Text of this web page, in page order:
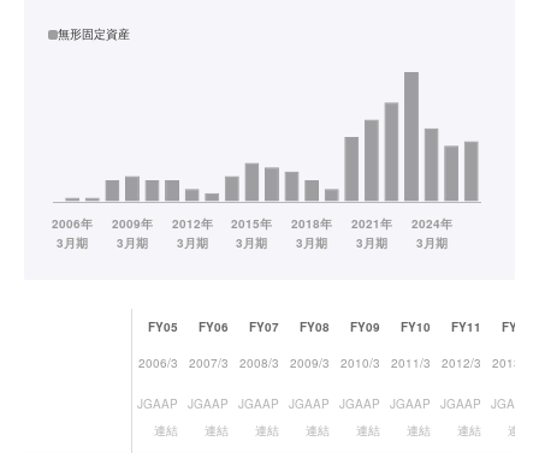
無形固定資産
FY05 FY06 FY07 FY08 FY09 FY10 FY11 FY12
2006/3 2007/3 2008/3 2009/3 2010/3 2011/3 2012/3 2013/3
JGAAP
連結
JGAAP
連結
JGAAP
連結
JGAAP
連結
JGAAP
連結
JGAAP
連結
JGAAP
連結
JGAAP
連結